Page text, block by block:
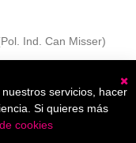
Ind. Can Misser)
servicios, hacer
Si quieres más
cookies